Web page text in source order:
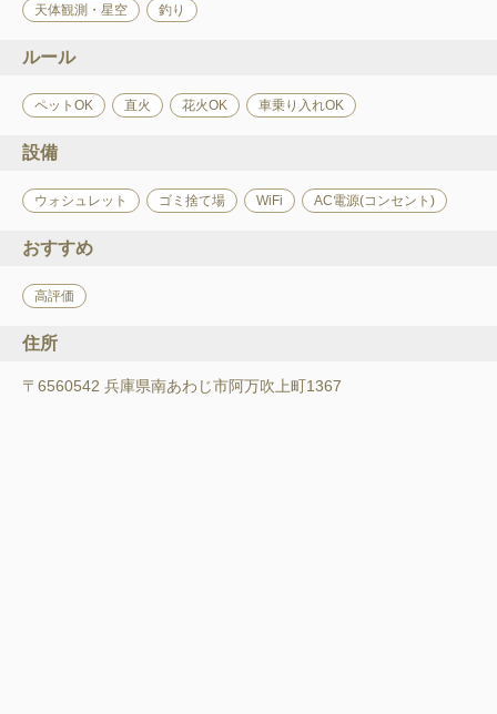
天体観測・星空 釣り
ルール
ペットOK 直火 花火OK 車乗り入れOK
設備
ウォシュレット ゴミ捨て場 WiFi AC電源(コンセント)
おすすめ
高評価
住所
〒6560542 兵庫県南あわじ市阿万吹上町1367